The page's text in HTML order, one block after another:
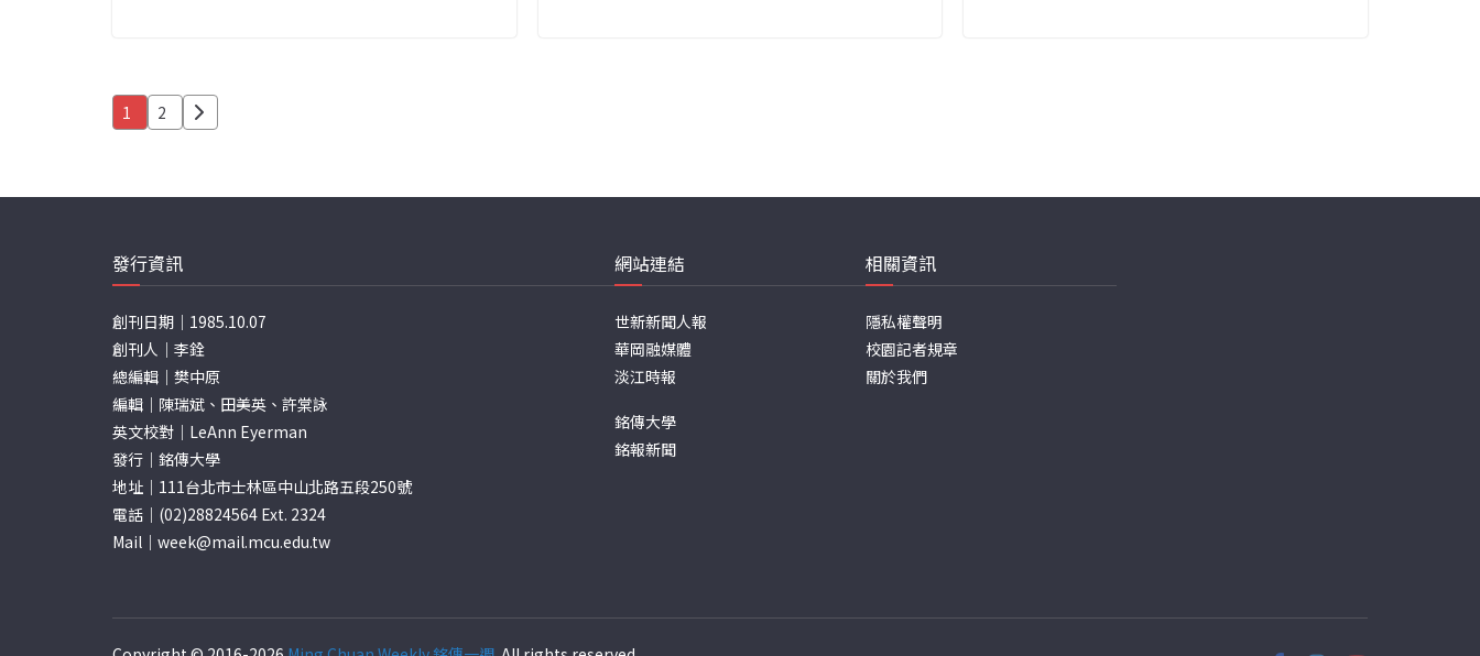
文
分
頁
1 2
發行資訊
創刊日期｜1985.10.07
創刊人｜李銓
總編輯｜樊中原
編輯｜陳瑞斌、田美英、許棠詠
英文校對｜LeAnn Eyerman
發行｜銘傳大學
地址｜111台北市士林區中山北路五段250號
電話｜(02)28824564 Ext. 2324
Mail｜ week@mail.mcu.edu.tw
網站連結
世新新聞人報
華岡融媒體
淡江時報
銘傳大學
銘報新聞
相關資訊
隱私權聲明
校園記者規章
關於我們